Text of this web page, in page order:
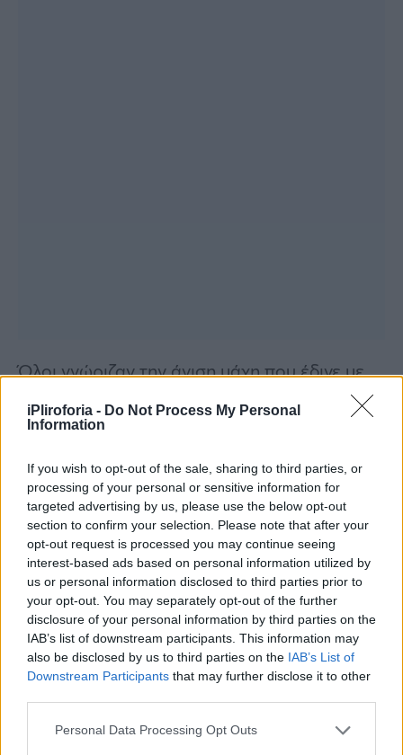
iPliroforia - Do Not Process My Personal
Information
If you wish to opt-out of the sale, sharing to third parties, or
processing of your personal or sensitive information for
targeted advertising by us, please use the below opt-out
section to confirm your selection. Please note that after your
opt-out request is processed you may continue seeing
interest-based ads based on personal information utilized by
us or personal information disclosed to third parties prior to
your opt-out. You may separately opt-out of the further
disclosure of your personal information by third parties on the
IAB’s list of downstream participants. This information may
also be disclosed by us to third parties on the IAB’s List of
Downstream Participants that may further disclose it to other
Personal Data Processing Opt Outs
Όλοι γνώριζαν την άνιση μάχη που έδινε με
παράλληλα την αξιοθαύμαστη γενναιότητα,
αντιμετώπιζε το πρόβλημα τα τελευταία
χρόνια. Άλλο τίποτα δεν χρειαζόταν για να
καταλάβεις την αγωνιστικότητα και την πίστη
της Όλγας όταν την έβλεπες να συνεχίζει το
προπονητικό της έργο στον ΑΣ Πέρα
Αθηνών, να προσπαθεί να βοηθήσει στην
εξέλιξή τους τα παιδιά του συλλόγου, ακόμα
και να μετέχει στο πρόσφατο Πανελλήνιο
κατακτά το χάλκινο μετάλλιο στο διπλό